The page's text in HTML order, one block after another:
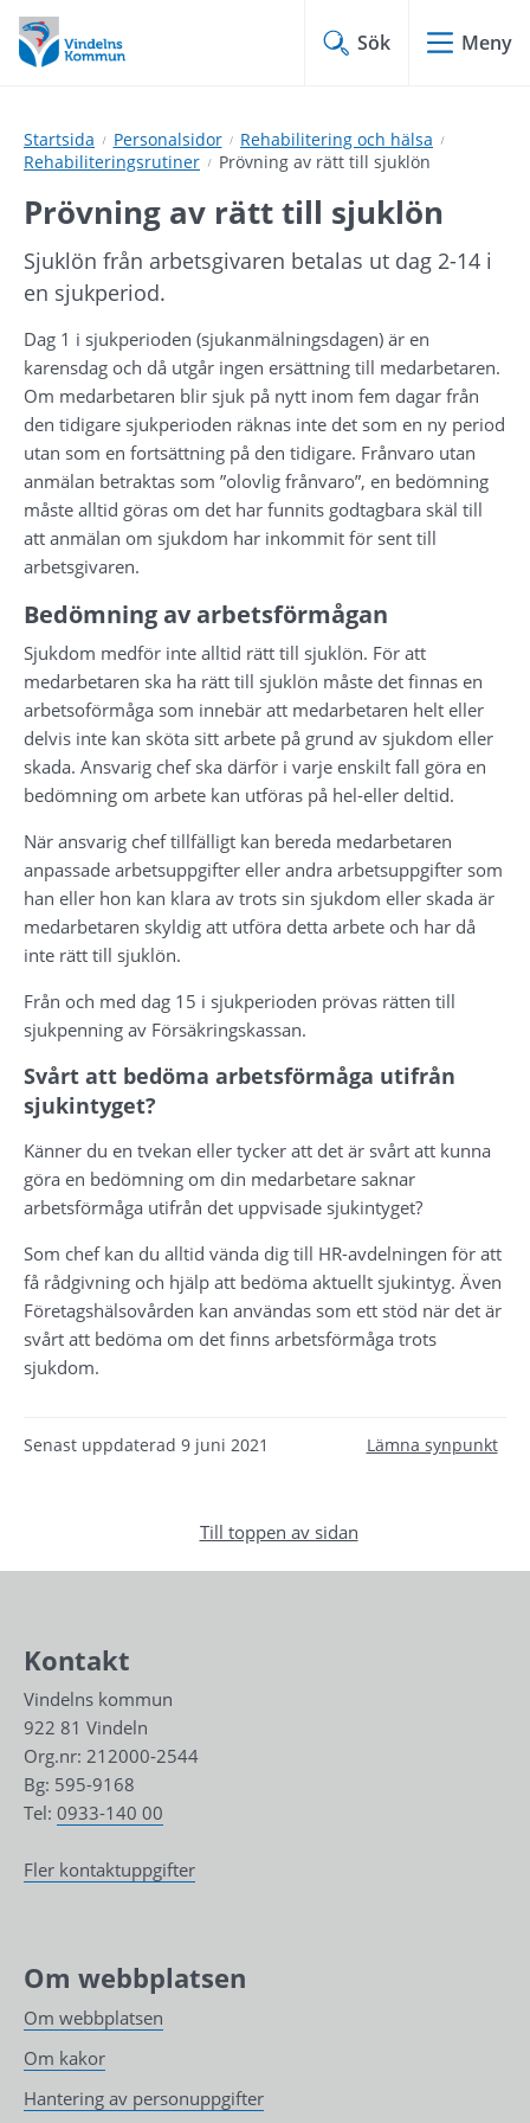
Hoppa
till
innehåll
Hoppa
till
undermeny
Sök Meny
Startsida Personalsidor
Rehabilitering och hälsa
Rehabiliteringsrutiner
Prövning av rätt till sjuklön
Prövning av rätt till sjuklön
Sjuklön från arbetsgivaren betalas ut dag 2-14 i
en sjukperiod.
Dag 1 i sjukperioden (sjukanmälningsdagen) är en
karensdag och då utgår ingen ersättning till medarbetaren.
Om medarbetaren blir sjuk på nytt inom fem dagar från
den tidigare sjukperioden räknas inte det som en ny period
utan som en fortsättning på den tidigare. Frånvaro utan
anmälan betraktas som ”olovlig frånvaro”, en bedömning
måste alltid göras om det har funnits godtagbara skäl till
att anmälan om sjukdom har inkommit för sent till
arbetsgivaren.
Bedömning av arbetsförmågan
Sjukdom medför inte alltid rätt till sjuklön. För att
medarbetaren ska ha rätt till sjuklön måste det finnas en
arbetsoförmåga som innebär att medarbetaren helt eller
delvis inte kan sköta sitt arbete på grund av sjukdom eller
skada. Ansvarig chef ska därför i varje enskilt fall göra en
bedömning om arbete kan utföras på hel-eller deltid.
När ansvarig chef tillfälligt kan bereda medarbetaren
anpassade arbetsuppgifter eller andra arbetsuppgifter som
han eller hon kan klara av trots sin sjukdom eller skada är
medarbetaren skyldig att utföra detta arbete och har då
inte rätt till sjuklön.
Från och med dag 15 i sjukperioden prövas rätten till
sjukpenning av Försäkringskassan.
Svårt att bedöma arbetsförmåga utifrån
sjukintyget?
Känner du en tvekan eller tycker att det är svårt att kunna
göra en bedömning om din medarbetare saknar
arbetsförmåga utifrån det uppvisade sjukintyget?
Som chef kan du alltid vända dig till HR-avdelningen för att
få rådgivning och hjälp att bedöma aktuellt sjukintyg. Även
Företagshälsovården kan användas som ett stöd när det är
svårt att bedöma om det finns arbetsförmåga trots
sjukdom.
Senast uppdaterad 9 juni 2021 Lämna synpunkt
Till toppen av sidan
Kontakt
Vindelns kommun
922 81 Vindeln
Org.nr: 212000-2544
Bg: 595-9168
Tel: 0933-140 00
Fler kontaktuppgifter
Om webbplatsen
Om webbplatsen
Om kakor
Hantering av personuppgifter